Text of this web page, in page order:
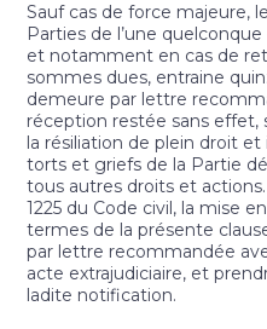
Sauf cas de force majeure,
Parties de l’une
et notamment en cas de
sommes dues, entraine
demeure par lettre
réception restée sans effet,
la résiliation de plein droit
torts et griefs de la Partie
tous autres droits et
1225 du Code civil, la mise
termes de la présente
par lettre recommandée
acte extrajudiciaire, et
ladite notification.